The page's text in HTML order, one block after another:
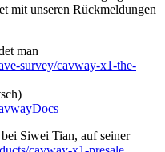
mit unseren Rückmeldungen
man
survey/cavway-x1-the-
Siwei Tian, auf seiner